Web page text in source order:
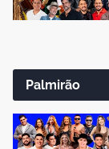
Palmirão